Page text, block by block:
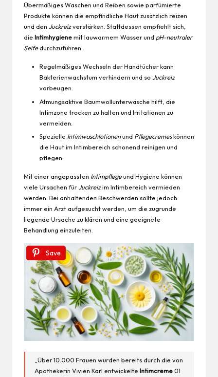
Übermäßiges Waschen und Reiben sowie parfümierte
Produkte können die empfindliche Haut zusätzlich reizen
und den Juckreizverstärken. Stattdessen empfiehlt sich,
die Intimhygienemit lauwarmem Wasser und pH-neutraler
Seifedurchzuführen.
Regelmäßiges Wechseln der Handtücher kann
Bakterienwachstum verhindern und so Juckreiz
vorbeugen.
Atmungsaktive Baumwollunterwäsche hilft, die
Intimzone trocken zu halten und Irritationen zu
vermeiden.
Spezielle Intimwaschlotionenund Pflegecremeskönnen
die Haut im Intimbereich schonend reinigen und
pflegen.
Mit einer angepassten Intimpflegeund Hygiene können
viele Ursachen für Juckreizim Intimbereich vermieden
werden. Bei anhaltenden Beschwerden sollte jedoch
immer ein Arzt aufgesucht werden, um die zugrunde
liegende Ursache zu klären und eine geeignete
Behandlung einzuleiten.
Save
„Über 10.000 Frauen wurden bereits durch die von
Apothekerin Vivien Karl entwickelteIntimcreme01